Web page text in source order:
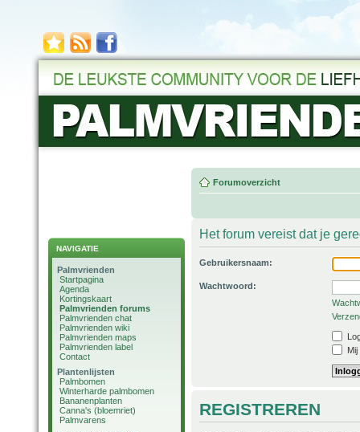
NAVIGATIE
Palmvrienden
Startpagina
Agenda
Kortingskaart
Palmvrienden forums
Palmvrienden chat
Palmvrienden wiki
Palmvrienden maps
Palmvrienden label
Contact
Plantenlijsten
Palmbomen
Winterharde palmbomen
Bananenplanten
Canna's (bloemriet)
Palmvarens
Forumoverzicht
Het forum vereist dat je
Gebruikersnaam:
Wachtwoord:
REGISTREREN